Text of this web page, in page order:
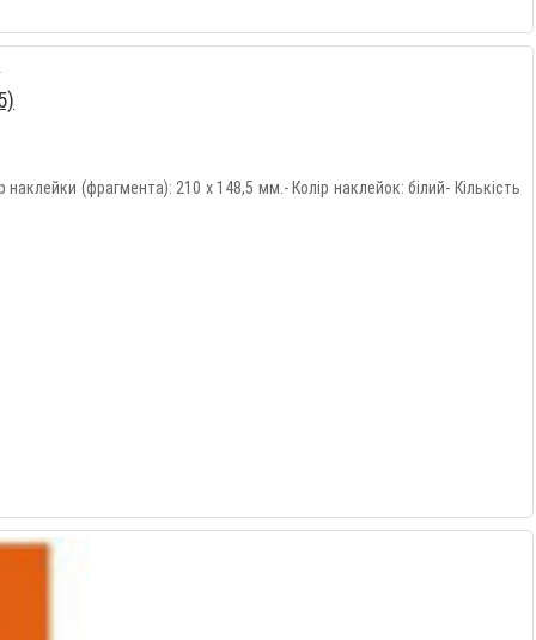
(фрагмента): 210 х 148,5 мм.- Колір наклейок: білий- Кількість